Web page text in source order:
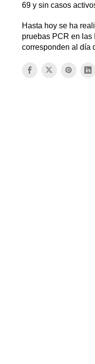
69 y sin casos
Hasta hoy se ha
pruebas PCR en las
corresponden al día